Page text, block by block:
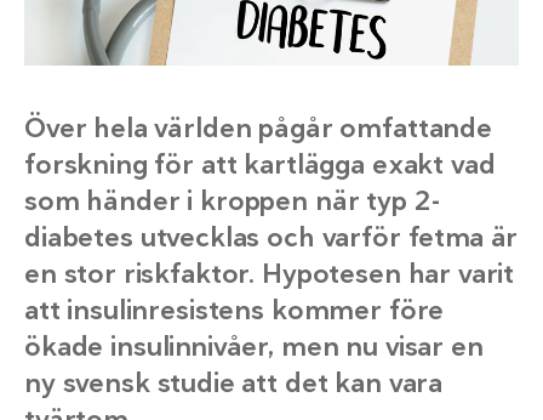
Över hela världen pågår omfattande
forskning för att kartlägga exakt vad
som händer i kroppen när typ 2-
diabetes utvecklas och varför fetma är
en stor riskfaktor. Hypotesen har varit
att insulinresistens kommer före
ökade insulinnivåer, men nu visar en
ny svensk studie att det kan vara